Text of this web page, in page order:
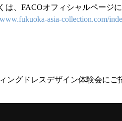
は、FACOオフィシャルページに
asia-collection.com/
ングドレスデザイン体験会に